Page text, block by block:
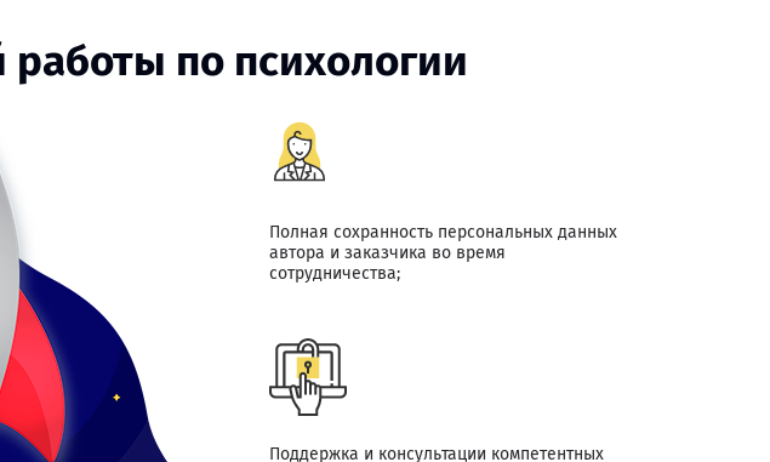
работы по психологии
Полная сохранность персональных данных
автора и заказчика во время
сотрудничества;
Поддержка и консультации компетентных